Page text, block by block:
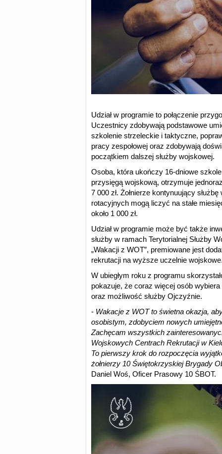
Udział w programie to połączenie
Uczestnicy zdobywają podstawowe
szkolenie strzeleckie i taktyczne,
pracy zespołowej oraz zdobywają
początkiem dalszej służby wojskowej.
Osoba, która ukończy 16-dniowe
przysięgą wojskową, otrzymuje
7 000 zł. Żołnierze kontynuujący
rotacyjnych mogą liczyć na stałe
około 1 000 zł.
Udział w programie może być także
służby w ramach Terytorialnej Służby
„Wakacji z WOT”, premiowane jest
rekrutacji na wyższe uczelnie
W ubiegłym roku z programu
pokazuje, że coraz więcej osób
oraz możliwość służby Ojczyźnie.
- Wakacje z WOT to świetna okazja,
osobistym, zdobyciem nowych
Zachęcam wszystkich
Wojskowych Centrach Rekrutacji w
To pierwszy krok do rozpoczęcia
żołnierzy 10 Świętokrzyskiej Brygady
Daniel Woś, Oficer Prasowy 10 ŚBOT.